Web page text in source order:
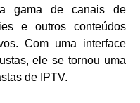
gama de canais de
e outros conteúdos
Com uma interface
ele se tornou uma
de IPTV.